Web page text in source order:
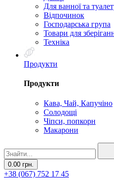
Для ванної та
Відпочинок
Господарська група
Товари для
Техніка
Продукти
Продукти
Кава, Чай, Капучіно
Солодощі
Чіпси, попкорн
Макарони
0.00 грн.
+38 (067) 752 17 45